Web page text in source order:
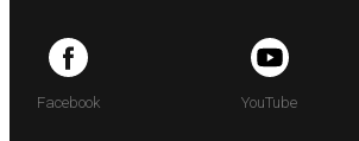
Facebook YouTube